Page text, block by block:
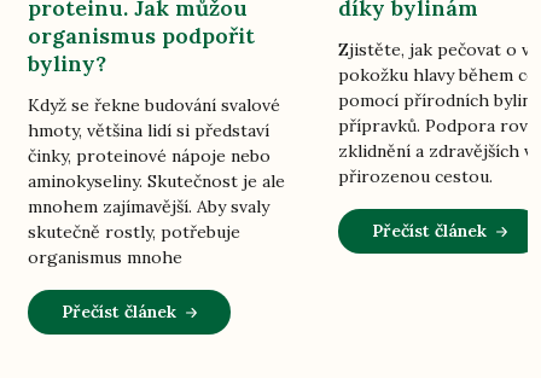
proteinu. Jak můžou
organismus podpořit
byliny?
Když se řekne budování svalové
hmoty, většina lidí si představí
činky, proteinové nápoje nebo
aminokyseliny. Skutečnost je ale
mnohem zajímavější. Aby svaly
skutečně rostly, potřebuje
organismus mnohe
Přečíst článek
díky bylinám
Zjistěte, jak pečovat o
pokožku hlavy během
pomocí přírodních
přípravků. Podpora
zklidnění a zdravějších
přirozenou cestou.
Přečíst článek